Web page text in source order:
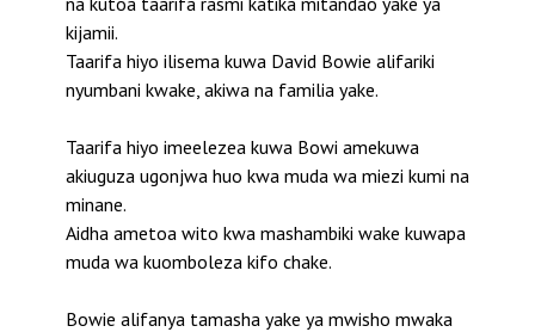
kijamii.
Taarifa hiyo ilisema kuwa David Bowie alifariki
nyumbani kwake, akiwa na familia yake.
Taarifa hiyo imeelezea kuwa Bowi amekuwa
akiuguza ugonjwa huo kwa muda wa miezi kumi na
minane.
Aidha ametoa wito kwa mashambiki wake kuwapa
muda wa kuomboleza kifo chake.
Bowie alifanya tamasha yake ya mwisho mwaka